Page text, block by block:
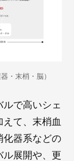
・末梢・脳）
で高いシェ
て、末梢血
化器系などの
ル展開や、更